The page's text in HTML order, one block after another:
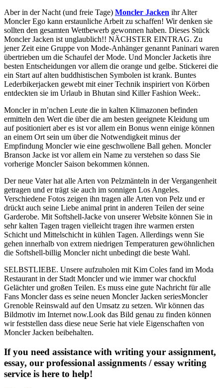
Aber in der Nacht (und freie Tage) Moncler Jacken ihr Alter
Moncler Ego kann erstaunliche Arbeit zu schaffen! Wir denken sie
sollten den gesamten Wettbewerb gewonnen haben. Dieses Stück
Moncler Jacken ist unglaublich!! NÄCHSTER EINTRAG. Zu
jener Zeit eine Gruppe von Mode-Anhänger genannt Paninari waren
übertrieben um die Schaufel der Mode. Und Moncler Jacketis ihre
besten Entscheidungen vor allem die orange und gelbe. Stickerei die
ein Start auf alten buddhistischen Symbolen ist krank. Buntes
Lederbikerjacken gewebt mit einer Technik inspiriert von Körben
entdeckten sie im Urlaub in Bhutan sind Killer Fashion Week:.
Moncler in m’nchen Leute die in kalten Klimazonen befinden
ermitteln den Wert die über die am besten geeignete Kleidung um
auf positioniert aber es ist vor allem ein Bonus wenn einige können
an einem Ort sein um über die Notwendigkeit minus der
Empfindung Moncler wie eine geschwollene Ball gehen. Moncler
Branson Jacke ist vor allem ein Name zu verstehen so dass Sie
vorherige Moncler Saison bekommen können.
Der neue Vater hat alle Arten von Pelzmänteln in der Vergangenheit
getragen und er trägt sie auch im sonnigen Los Angeles.
Verschiedene Fotos zeigen ihn tragen alle Arten von Pelz und er
drückt auch seine Liebe animal print in anderen Teilen der seine
Garderobe. Mit Softshell-Jacke von unserer Website können Sie in
sehr kalten Tagen tragen vielleicht tragen ihre warmen ersten
Schicht und Mittelschicht in kühlen Tagen. Allerdings wenn Sie
gehen innerhalb von extrem niedrigen Temperaturen gewöhnlichen
die Softshell-billig Moncler nicht unbedingt die beste Wahl.
SELBSTLIEBE. Unsere aufzuholen mit Kim Coles fand im Moda
Restaurant in der Stadt Moncler und wie immer war chockful
Gelächter und großen Teilen. Es muss eine gute Nachricht für alle
Fans Moncler dass es seine neuen Moncler Jacken seriesMoncler
Grenoble Reinswald auf den Umsatz zu setzen. Wir können das
Bildmotiv im Internet now.Look das Bild genau zu finden können
wir feststellen dass diese neue Serie hat viele Eigenschaften von
Moncler Jacken beibehalten.
If you need assistance with writing your assignment,
essay, our professional assignments / essay writing
service is here to help!